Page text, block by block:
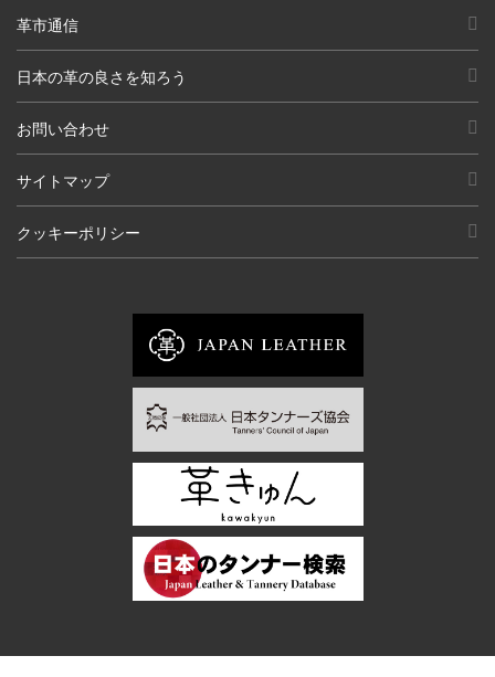
革市通信
日本の革の良さを知ろう
お問い合わせ
サイトマップ
クッキーポリシー